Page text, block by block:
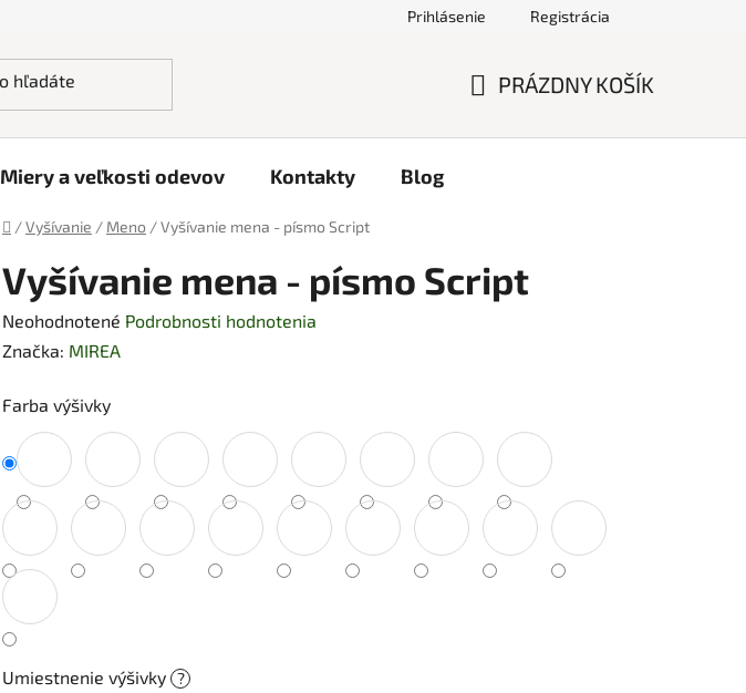
Prihlásenie Registrácia
PRÁZDNY KOŠÍK
Miery a veľkosti odevov Kontakty Blog
Domov
/Vyšívanie / Meno /Vyšívanie mena - písmo Script
Vyšívanie mena - písmo Script
Priemerné
hodnotenie
je
0,0
z
hviezdičiek.
Neohodnotené Podrobnosti hodnotenia
Značka: MIREA
Farba výšivky
Umiestnenie výšivky ?